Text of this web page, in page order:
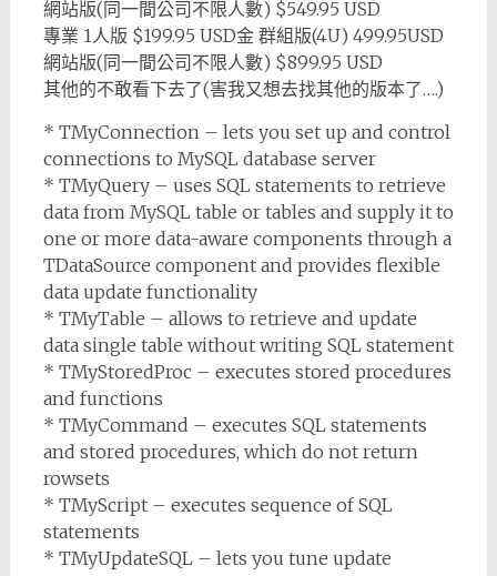
網站版(同一間公司不限人數) $549.95 USD
專業 1人版 $199.95 USD金 群組版(4U) 499.95USD
網站版(同一間公司不限人數) $899.95 USD
其他的不敢看下去了(害我又想去找其他的版本了….)
* TMyConnection – lets you set up and control
connections to MySQL database server
* TMyQuery – uses SQL statements to retrieve
data from MySQL table or tables and supply it to
one or more data-aware components through a
TDataSource component and provides flexible
data update functionality
* TMyTable – allows to retrieve and update
data single table without writing SQL statement
* TMyStoredProc – executes stored procedures
and functions
* TMyCommand – executes SQL statements
and stored procedures, which do not return
rowsets
* TMyScript – executes sequence of SQL
statements
* TMyUpdateSQL – lets you tune update